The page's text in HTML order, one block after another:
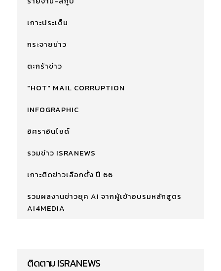
เกาะประเด็น
กระจายข่าว
ตะกร้าข่าว
"HOT" MAIL CORRUPTION
INFOGRAPHIC
อิศราอินไซด์
รวมข่าว ISRANEWS
เกาะติดข่าวเลือกตั้ง ปี 66
รวมผลงานข่าวยุค AI จากผู้เข้าอบรมหลักสูตร
AI4MEDIA
ติดตาม ISRANEWS